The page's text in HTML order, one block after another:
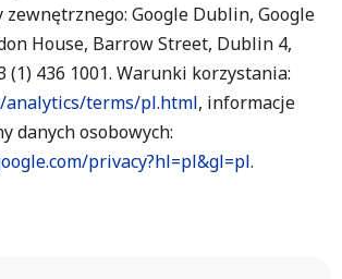
zewnętrznego: Google Dublin, Google
House, Barrow Street, Dublin 4,
(1) 436 1001. Warunki korzystania:
analytics/terms/pl.html, informacje
danych osobowych:
privacy?hl=pl&gl=pl.